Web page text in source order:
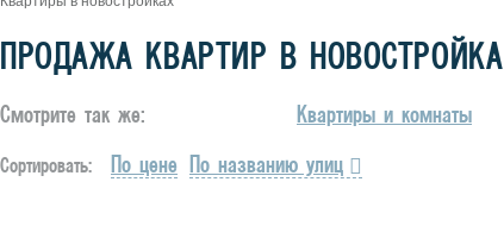
ПРОДАЖА КВАРТИР В НОВОСТРОЙКА
Смотрите так же: Квартиры и комнаты
Сортировать: По цене По названию улиц